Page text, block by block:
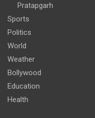
Pratapgarh
Sports
Politics
World
Weather
Bollywood
Education
Health